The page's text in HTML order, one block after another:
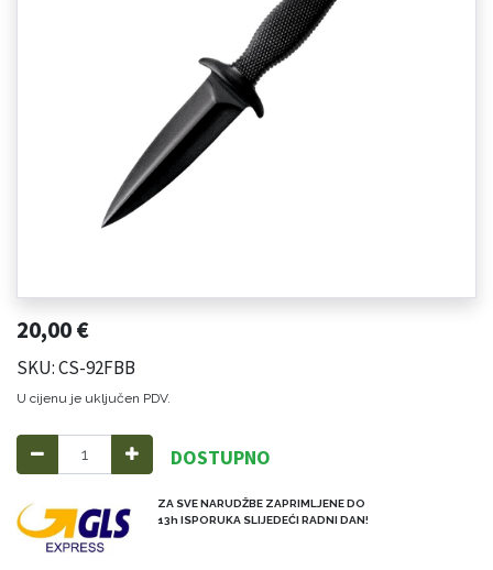
20,00€
SKU: CS-92FBB
U cijenu je uključen PDV.
DOSTUPNO
ZA SVE NARUDŽBE ZAPRIMLJENE DO
13h ISPORUKA SLIJEDEĆI RADNI DAN!